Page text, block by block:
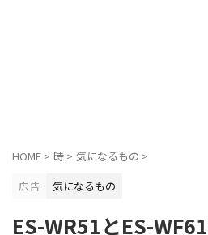
HOME > 時 > 気になるもの >
広告
気になるもの
ES-WR51とES-